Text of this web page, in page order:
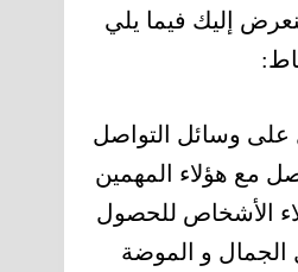
إليك فيما يلي
على وسائل التواصل
مع هؤلاء المهمين
الأشخاص للحصول
و الموضة